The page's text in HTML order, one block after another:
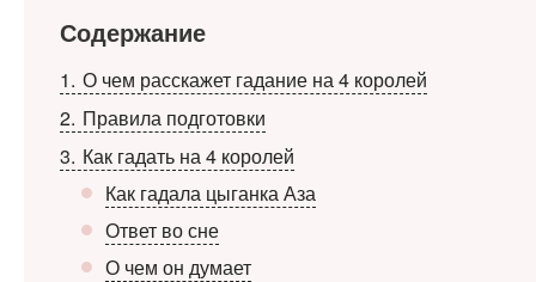
Содержание
1 О чем расскажет гадание на 4 королей
2 Правила подготовки
3 Как гадать на 4 королей
Как гадала цыганка Аза
Ответ во сне
О чем он думает